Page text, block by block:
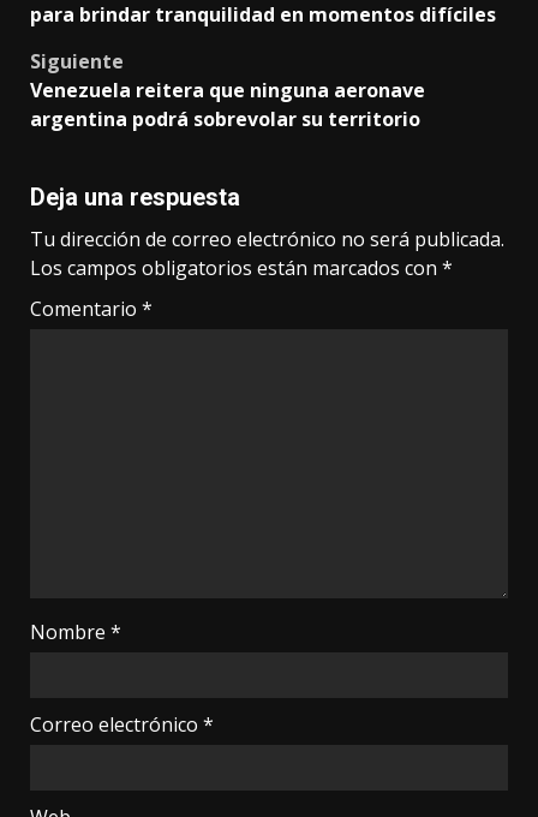
navigation
para brindar tranquilidad en momentos difíciles
Siguiente
Venezuela reitera que ninguna aeronave
argentina podrá sobrevolar su territorio
Deja una respuesta
Tu dirección de correo electrónico no será publicada.
Los campos obligatorios están marcados con *
Comentario *
Nombre *
Correo electrónico *